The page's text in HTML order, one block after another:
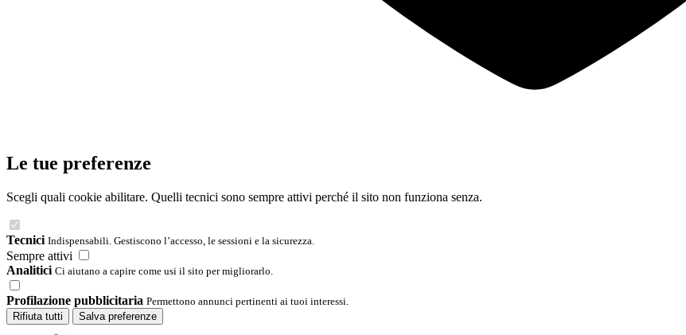
Le tue preferenze
Scegli quali cookie abilitare. Quelli tecnici sono sempre attivi perché il sito non funziona senza.
Tecnici Indispensabili. Gestiscono l’accesso, le sessioni e la sicurezza.
Sempre attivi
Analitici Ci aiutano a capire come usi il sito per migliorarlo.
Profilazione pubblicitaria Permettono annunci pertinenti ai tuoi interessi.
Rifiuta tutti
Salva preferenze